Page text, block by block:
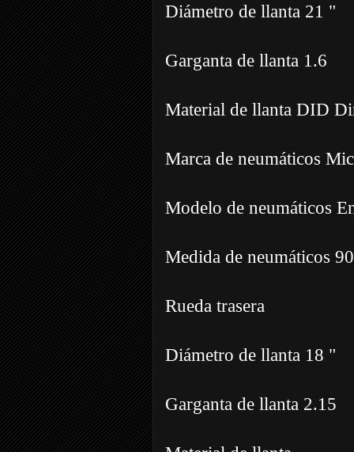
Diámetro de llanta 21 "
Garganta de llanta 1.6
Material de llanta DID
Marca de neumáticos
Modelo de neumáticos
Medida de neumáticos
Rueda trasera
Diámetro de llanta 18 "
Garganta de llanta 2.15